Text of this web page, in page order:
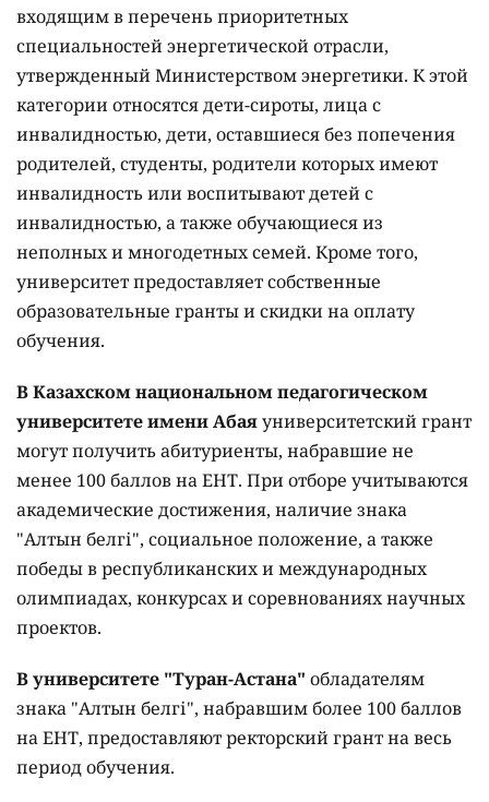
входящим в перечень приоритетных
специальностей энергетической отрасли,
утвержденный Министерством энергетики. К этой
категории относятся дети-сироты, лица с
инвалидностью, дети, оставшиеся без попечения
родителей, студенты, родители которых имеют
инвалидность или воспитывают детей с
инвалидностью, а также обучающиеся из
неполных и многодетных семей. Кроме того,
университет предоставляет собственные
образовательные гранты и скидки на оплату
обучения.
В Казахском национальном педагогическом
университете имени Абаяуниверситетский грант
могут получить абитуриенты, набравшие не
менее 100 баллов на ЕНТ. При отборе учитываются
академические достижения, наличие знака
"Алтын белгі", социальное положение, а также
победы в республиканских и международных
олимпиадах, конкурсах и соревнованиях научных
проектов.
В университете "Туран-Астана" обладателям
знака "Алтын белгі", набравшим более 100 баллов
на ЕНТ, предоставляют ректорский грант на весь
период обучения.